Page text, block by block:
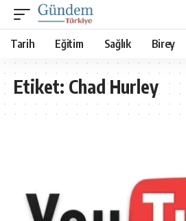
Tarih Eğitim Sağlık Birey
Etiket:Chad Hurley